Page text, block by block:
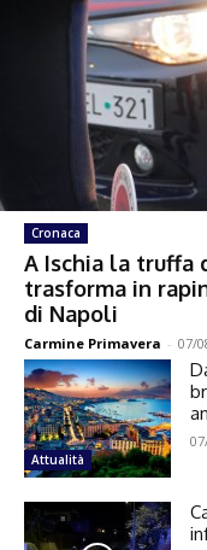
Cronaca
A Ischia la truffa
trasforma in
di Napoli
Carmine Primavera - 07/
Attualità